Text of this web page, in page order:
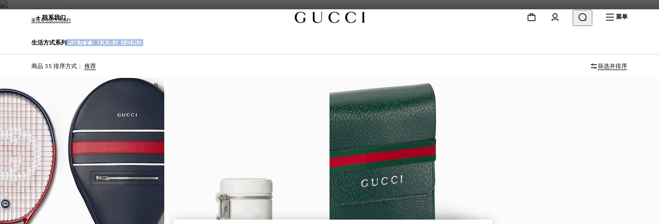
联系我们 菜单
家饰 & 生活方式系列
生活方式系列 书籍与文具 休闲单品 运动用品
商品 35 排序方式： 推荐 筛选并排序